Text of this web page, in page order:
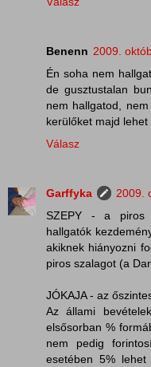
Benenn 2009.
Én soha nem
de gusztustalan
nem hallgatod,
kerülőket majd lehet
Válasz
Garffyka
2009.
SZEPY - a piros
hallgatók
akiknek hiányozni
piros szalagot (a
JÓKAJA - az
Az állami
elsősorban %
nem pedig
esetében 5%